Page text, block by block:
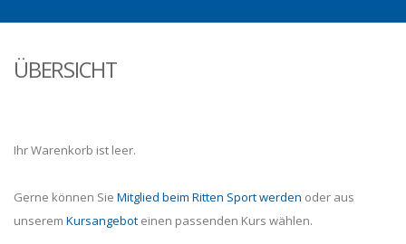
ÜBERSICHT
Ihr Warenkorb ist leer.
Gerne können Sie Mitglied beim Ritten Sport werden oder aus
unserem Kursangebot einen passenden Kurs wählen.